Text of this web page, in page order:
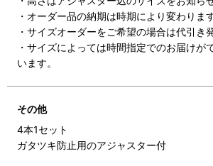
・オーダー品の納期は時期により変わります
・サイズオーダーをご希望の場合は代引き
・サイズによっては時間指定でのお届けが
います。
その他
4本1セット
ガタツキ防止用のアジャスター付